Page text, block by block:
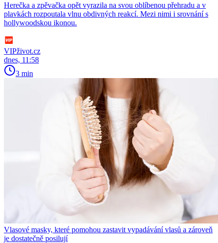
Herečka a zpěvačka opět vyrazila na svou oblíbenou přehradu a v
plavkách rozpoutala vlnu obdivných reakcí. Mezi nimi i srovnání s
hollywoodskou ikonou.
VIPživot.cz
dnes, 11:58
3 min
Vlasové masky, které pomohou zastavit vypadávání vlasů a zároveň
je dostatečně posilují